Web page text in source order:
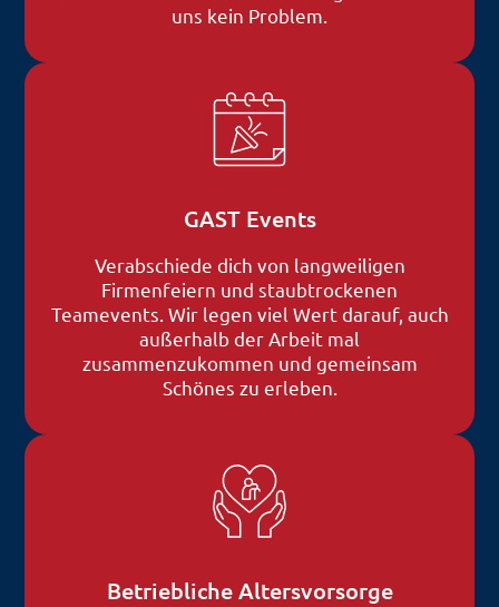
uns kein Problem.
GAST Events
Verabschiede dich von langweiligen
Firmenfeiern und staubtrockenen
Teamevents. Wir legen viel Wert darauf, auch
außerhalb der Arbeit mal
zusammenzukommen und gemeinsam
Schönes zu erleben.
Betriebliche Altersvorsorge